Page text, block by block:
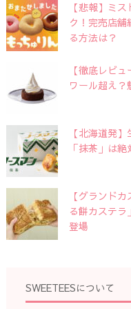
【悲報】ミ
ク！完売店
る方法は？
【徹底レビ
ワール超え？
【北海道発
「抹茶」は
【グランド
る餅カステラ
登場
SWEETEESについて